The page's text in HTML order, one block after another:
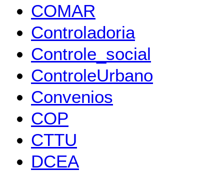
COMAR
Controladoria
Controle_social
ControleUrbano
Convenios
COP
CTTU
DCEA